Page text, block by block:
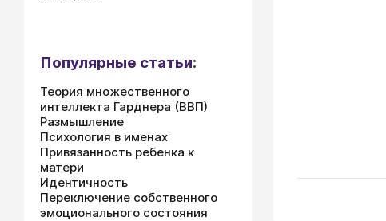
Популярные статьи:
Теория множественного
интеллекта Гарднера (ВВП)
Размышление
Психология в именах
Привязанность ребенка к
матери
Идентичность
Переключение собственного
эмоционального состояния